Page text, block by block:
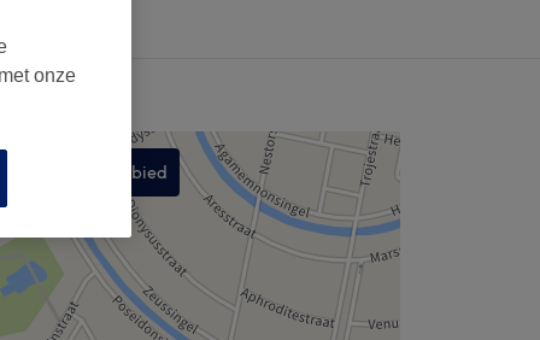
Zoek dit gebied
onze